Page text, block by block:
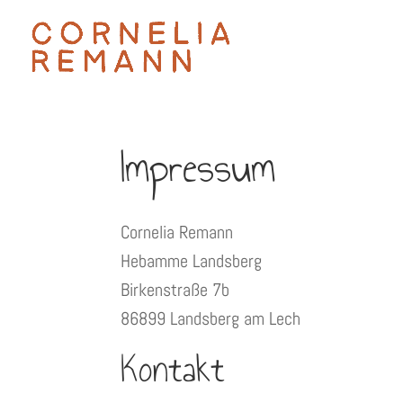
Impressum
Cornelia Remann
Hebamme Landsberg
Birkenstraße 7b
86899 Landsberg am Lech
Kontakt